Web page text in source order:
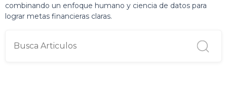
combinando un enfoque humano y ciencia de datos para
lograr metas financieras claras.